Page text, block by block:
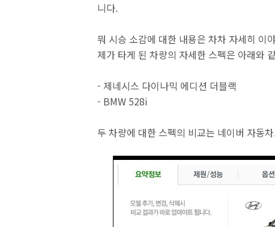
니다.
뭐 시승 소감에 대한 내용은 차차 자세히 이
제가 타게 된 차량의 자세한 스펙은 아래와
- 제네시스 다이나믹 에디션 더블랙
- BMW 528i
두 차량에 대한 스펙의 비교는 네이버 자동